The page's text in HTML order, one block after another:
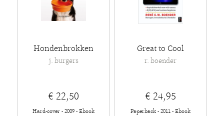
Hondenbrokken
j. burgers
€ 22,50
Hard-cover - 2009 - Ebook
Great to Cool
r. boender
€ 24,95
Paperback - 2011 - Ebook